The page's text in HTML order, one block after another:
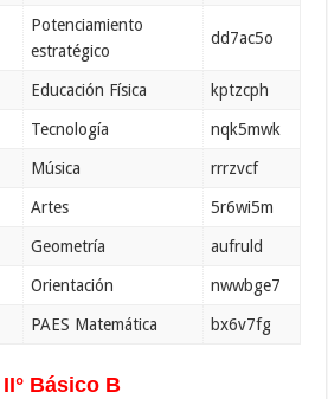
Potenciamiento
estratégico
dd7ac5o
Educación Física kptzcph
Tecnología nqk5mwk
Música rrrzvcf
Artes 5r6wi5m
Geometría aufruld
Orientación nwwbge7
PAES Matemática bx6v7fg
II° Básico B